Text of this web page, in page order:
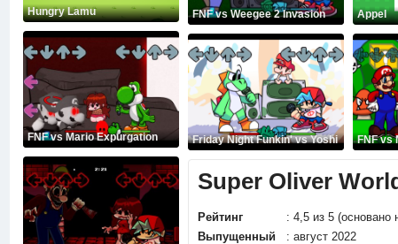
Hungry Lamu
FNF vs Mario Expurgation
FNF vs Weegee 2 Invasion Appel
Friday Night Funkin' vs Yoshi FNF vs
Super Oliver
Рейтинг
: 4,5 из 5 (основано
Выпущенный
: август 2022